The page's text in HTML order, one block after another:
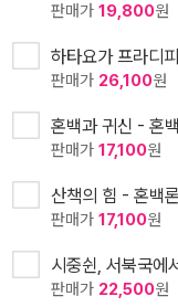
판매가 19,800원
하타요가 프라디
판매가 26,100원
혼백과 귀신 - 혼
판매가 17,100원
산책의 힘 - 혼백
판매가 17,100원
시중쉰, 서북국에
판매가 22,500원